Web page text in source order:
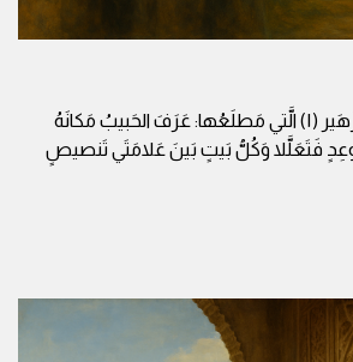
مُعارَضَة لِرائِعَةِ البَهاء زُهَير (١) الَّتي مَطلَعُها: عَرَفَ الحَبيبُ مَكانَهُ
فَتَعَلَّلا وَكُلُّ بَيتٍ بَينَ عَلامَتَي تَنصيصٍ